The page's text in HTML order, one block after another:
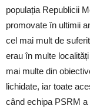
populația Republicii
promovate în ultimii
cel mai mult de
erau în multe
mai multe din
lichidate, iar toate
când echipa PSRM